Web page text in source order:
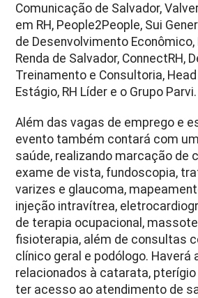
Comunicação de Salvador,
em RH, People2People, Sui
de Desenvolvimento Econômico,
Renda de Salvador, ConnectRH,
Treinamento e Consultoria,
Estágio, RH Líder e o Grupo Parvi.
Além das vagas de emprego e
evento também contará com
saúde, realizando marcação de
exame de vista, fundoscopia,
varizes e glaucoma,
injeção intravítrea,
de terapia ocupacional,
fisioterapia, além de consultas
clínico geral e podólogo. Haverá
relacionados à catarata, pterígio
ter acesso ao atendimento de